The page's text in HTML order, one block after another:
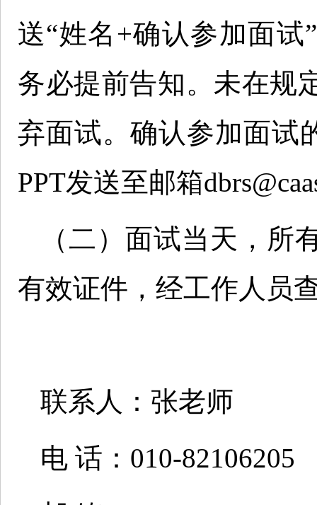
送“姓名+确认参加面
务必提前告知。未在规
弃面试。确认参加面试
PPT发送至邮箱
（二）面试当天，所
有效证件，经工作人员
联系人：张老师
电 话：010-82106205